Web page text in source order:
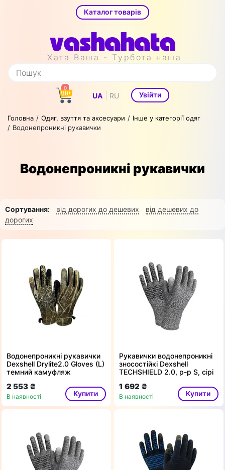
Каталог товарів
Хата Ваша - Турбота наша
0
UA RU Увійти
Головна Одяг, взуття та аксесуари
Інше у категорії одяг
Водонепроникні рукавички
Водонепроникні рукавички
Сортування: від дорогих до дешевих
від дешевих до
дорогих
Водонепроникні рукавички
Dexshell Drylite2.0 Gloves (L)
темний камуфляж
2 553 ₴
В наявності Купити
Рукавички водонепроникні
зносостійкі Dexshell
TECHSHIELD 2.0, p-p S, сірі
1 692 ₴
В наявності Купити